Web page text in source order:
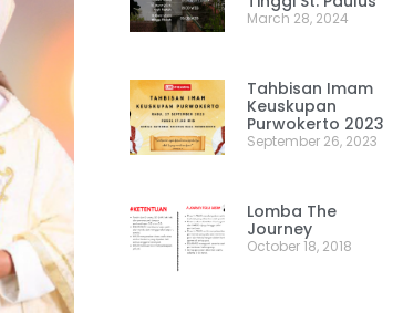
March 28, 2024
Tahbisan Imam
Keuskupan
Purwokerto 2023
September 26, 2023
Lomba The
Journey
October 18, 2018